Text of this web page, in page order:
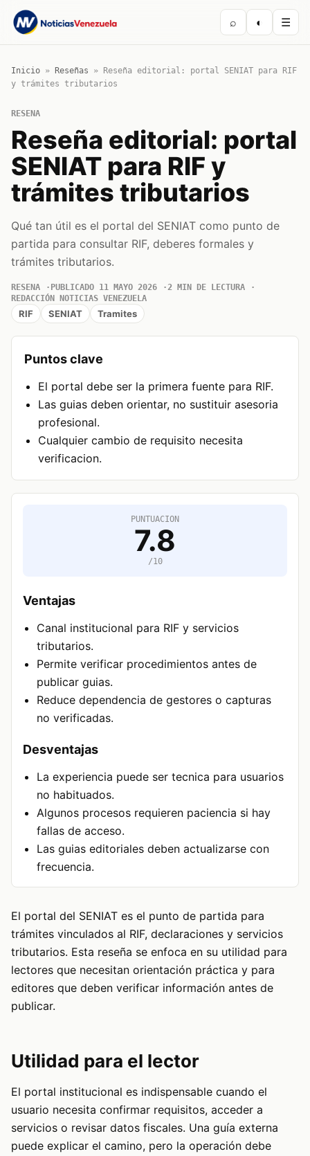
⌕ ◐ ☰
Inicio » Reseñas »
Reseña editorial: portal SENIAT para RIF
y trámites tributarios
RESENA
Reseña editorial: portal
SENIAT para RIF y
trámites tributarios
Qué tan útil es el portal del SENIAT como punto de
partida para consultar RIF, deberes formales y
trámites tributarios.
RESENA PUBLICADO 11 MAYO 2026
2 MIN DE LECTURA
REDACCIÓN NOTICIAS VENEZUELA
RIF SENIAT Tramites
Puntos clave
El portal debe ser la primera fuente para RIF.
Las guias deben orientar, no sustituir asesoria
profesional.
Cualquier cambio de requisito necesita
verificacion.
PUNTUACION
7.8
/10
Ventajas
Canal institucional para RIF y servicios
tributarios.
Permite verificar procedimientos antes de
publicar guias.
Reduce dependencia de gestores o capturas
no verificadas.
Desventajas
La experiencia puede ser tecnica para usuarios
no habituados.
Algunos procesos requieren paciencia si hay
fallas de acceso.
Las guias editoriales deben actualizarse con
frecuencia.
El portal del SENIAT es el punto de partida para
trámites vinculados al RIF, declaraciones y servicios
tributarios. Esta reseña se enfoca en su utilidad para
lectores que necesitan orientación práctica y para
editores que deben verificar información antes de
publicar.
Utilidad para el lector
El portal institucional es indispensable cuando el
usuario necesita confirmar requisitos, acceder a
servicios o revisar datos fiscales. Una guía externa
puede explicar el camino, pero la operación debe